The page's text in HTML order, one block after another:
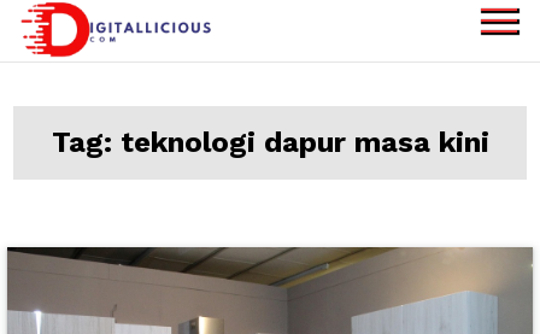
Skip
Information
Tag: teknologi dapur masa kini